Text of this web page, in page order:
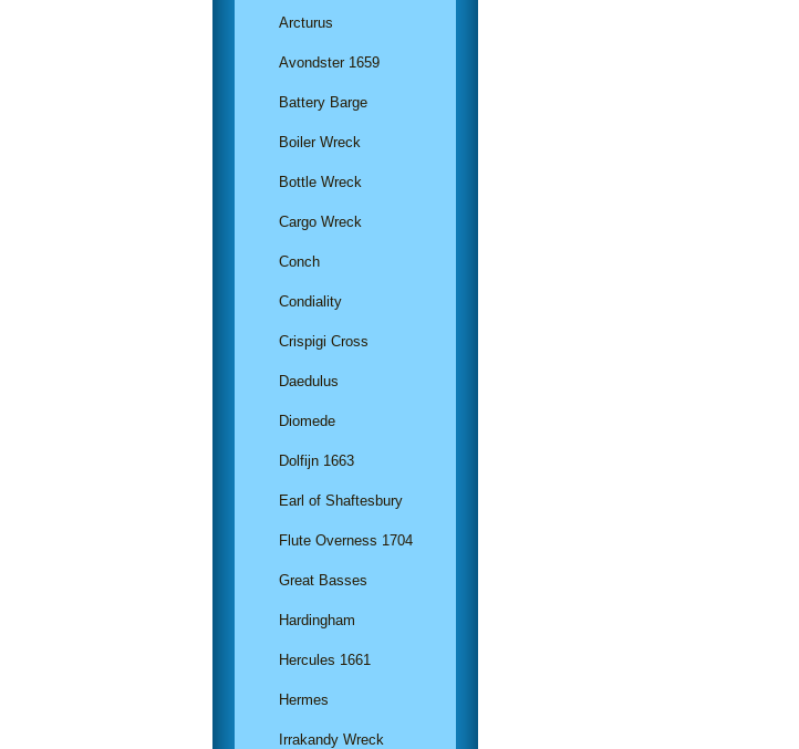
Arcturus
Avondster 1659
Battery Barge
Boiler Wreck
Bottle Wreck
Cargo Wreck
Conch
Condiality
Crispigi Cross
Daedulus
Diomede
Dolfijn 1663
Earl of Shaftesbury
Flute Overness 1704
Great Basses
Hardingham
Hercules 1661
Hermes
Irrakandy Wreck